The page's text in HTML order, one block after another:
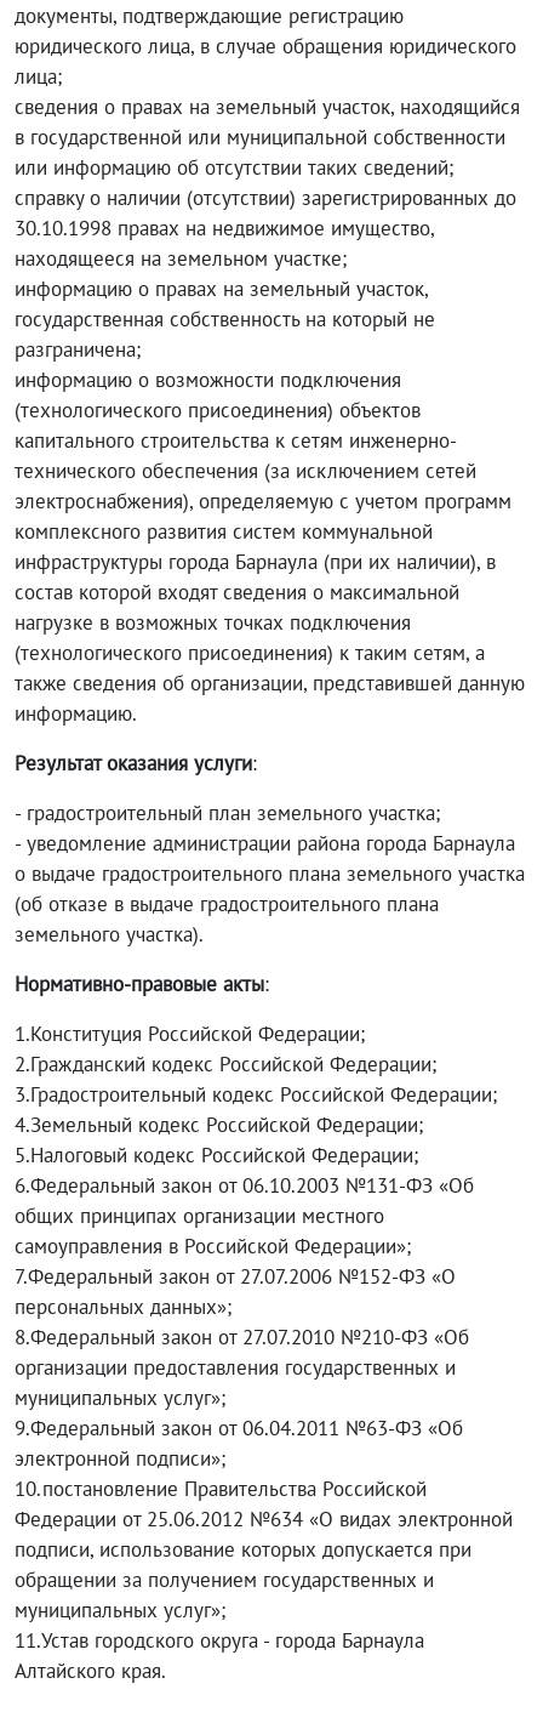
документы, подтверждающие регистрацию
юридического лица, в случае обращения юридического
лица;
сведения о правах на земельный участок, находящийся
в государственной или муниципальной собственности
или информацию об отсутствии таких сведений;
справку о наличии (отсутствии) зарегистрированных до
30.10.1998 правах на недвижимое имущество,
находящееся на земельном участке;
информацию о правах на земельный участок,
государственная собственность на который не
разграничена;
информацию о возможности подключения
(технологического присоединения) объектов
капитального строительства к сетям инженерно-
технического обеспечения (за исключением сетей
электроснабжения), определяемую с учетом программ
комплексного развития систем коммунальной
инфраструктуры города Барнаула (при их наличии), в
состав которой входят сведения о максимальной
нагрузке в возможных точках подключения
(технологического присоединения) к таким сетям, а
также сведения об организации, представившей данную
информацию.
Результат оказания услуги:
- градостроительный план земельного участка;
- уведомление администрации района города Барнаула
о выдаче градостроительного плана земельного участка
(об отказе в выдаче градостроительного плана
земельного участка).
Нормативно-правовые акты:
1.Конституция Российской Федерации;
2.Гражданский кодекс Российской Федерации;
3.Градостроительный кодекс Российской Федерации;
4.Земельный кодекс Российской Федерации;
5.Налоговый кодекс Российской Федерации;
6.Федеральный закон от 06.10.2003 №131-ФЗ «Об
общих принципах организации местного
самоуправления в Российской Федерации»;
7.Федеральный закон от 27.07.2006 №152-ФЗ «О
персональных данных»;
8.Федеральный закон от 27.07.2010 №210-ФЗ «Об
организации предоставления государственных и
муниципальных услуг»;
9.Федеральный закон от 06.04.2011 №63-ФЗ «Об
электронной подписи»;
10.постановление Правительства Российской
Федерации от 25.06.2012 №634 «О видах электронной
подписи, использование которых допускается при
обращении за получением государственных и
муниципальных услуг»;
11.Устав городского округа - города Барнаула
Алтайского края.